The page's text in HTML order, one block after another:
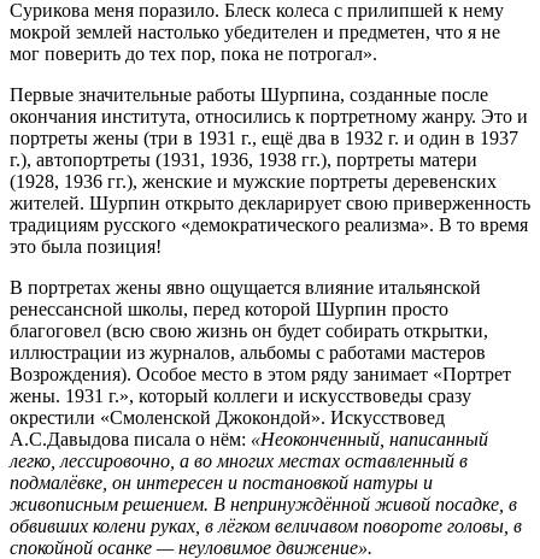
Сурикова меня поразило. Блеск колеса с прилипшей к нему
мокрой землей настолько убедителен и предметен, что я не
мог поверить до тех пор, пока не потрогал».
Первые значительные работы Шурпина, созданные после
окончания института, относились к портретному жанру. Это и
портреты жены (три в 1931 г., ещё два в 1932 г. и один в 1937
г.), автопортреты (1931, 1936, 1938 гг.), портреты матери
(1928, 1936 гг.), женские и мужские портреты деревенских
жителей. Шурпин открыто декларирует свою приверженность
традициям русского «демократического реализма». В то время
это была позиция!
В портретах жены явно ощущается влияние итальянской
ренессансной школы, перед которой Шурпин просто
благоговел (всю свою жизнь он будет собирать открытки,
иллюстрации из журналов, альбомы с работами мастеров
Возрождения). Особое место в этом ряду занимает «Портрет
жены. 1931 г.», который коллеги и искусствоведы сразу
окрестили «Смоленской Джокондой». Искусствовед
А.С.Давыдова писала о нём: «Неоконченный, написанный
легко, лессировочно, а во многих местах оставленный в
подмалёвке, он интересен и постановкой натуры и
живописным решением. В непринуждённой живой посадке, в
обвивших колени руках, в лёгком величавом повороте головы, в
спокойной осанке — неуловимое движение».